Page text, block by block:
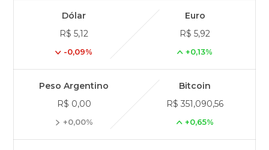
Dólar
R$ 5,12
-0,09%
Euro
R$ 5,92
+0,13%
Peso Argentino
R$ 0,00
+0,00%
Bitcoin
R$ 351,090,56
+0,65%